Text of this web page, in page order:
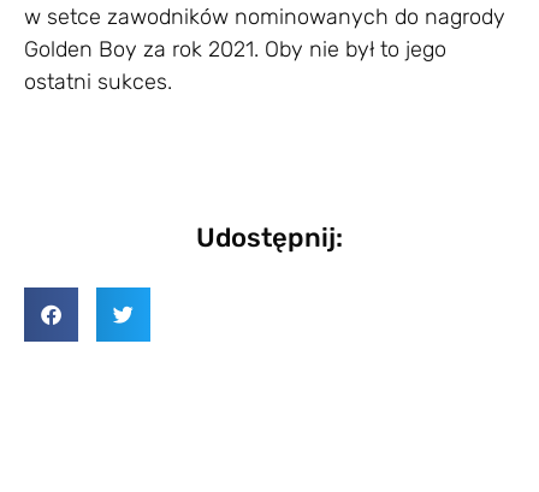
w setce zawodników nominowanych do nagrody
Golden Boy za rok 2021. Oby nie był to jego
ostatni sukces.
Udostępnij: